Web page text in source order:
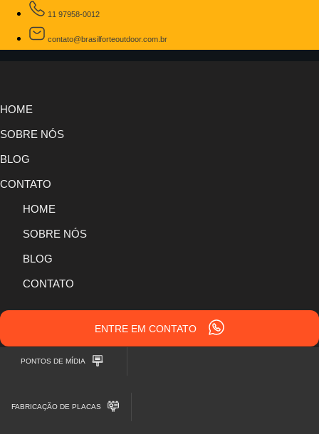
11 97958-0012
contato@brasilforteoutdoor.com.br
HOME
SOBRE NÓS
BLOG
CONTATO
HOME
SOBRE NÓS
BLOG
CONTATO
ENTRE EM CONTATO
PONTOS DE MÍDIA
FABRICAÇÃO DE PLACAS